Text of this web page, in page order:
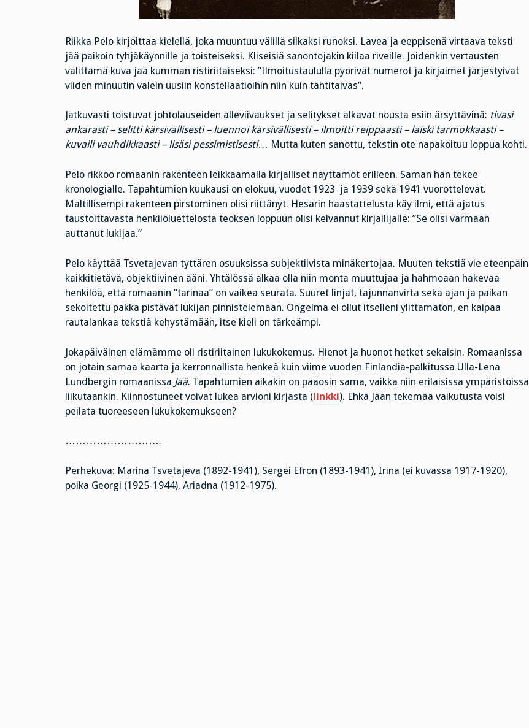
Riikka Pelo kirjoittaa kielellä, joka muuntuu välillä silkaksi runoksi. Lavea ja eeppisenä virtaava teksti
jää paikoin tyhjäkäynnille ja toisteiseksi. Kliseisiä sanontojakin kiilaa riveille. Joidenkin vertausten
välittämä kuva jää kumman ristiriitaiseksi: ”Ilmoitustaululla pyörivät numerot ja kirjaimet järjestyivät
viiden minuutin välein uusiin konstellaatioihin niin kuin tähtitaivas”.
Jatkuvasti toistuvat johtolauseiden alleviivaukset ja selitykset alkavat nousta esiin ärsyttävinä: tivasi
ankarasti – selitti kärsivällisesti – luennoi kärsivällisesti – ilmoitti reippaasti – läiski tarmokkaasti –
kuvaili vauhdikkaasti – lisäsi pessimistisesti… Mutta kuten sanottu, tekstin ote napakoituu loppua kohti.
Pelo rikkoo romaanin rakenteen leikkaamalla kirjalliset näyttämöt erilleen. Saman hän tekee
kronologialle. Tapahtumien kuukausi on elokuu, vuodet 1923 ja 1939 sekä 1941 vuorottelevat.
Maltillisempi rakenteen pirstominen olisi riittänyt. Hesarin haastattelusta käy ilmi, että ajatus
taustoittavasta henkilöluettelosta teoksen loppuun olisi kelvannut kirjailijalle: ”Se olisi varmaan
auttanut lukijaa.”
Pelo käyttää Tsvetajevan tyttären osuuksissa subjektiivista minäkertojaa. Muuten tekstiä vie eteenpäin
kaikkitietävä, objektiivinen ääni. Yhtälössä alkaa olla niin monta muuttujaa ja hahmoaan hakevaa
henkilöä, että romaanin ”tarinaa” on vaikea seurata. Suuret linjat, tajunnanvirta sekä ajan ja paikan
sekoitettu pakka pistävät lukijan pinnistelemään. Ongelma ei ollut itselleni ylittämätön, en kaipaa
rautalankaa tekstiä kehystämään, itse kieli on tärkeämpi.
Jokapäiväinen elämämme oli ristiriitainen lukukokemus. Hienot ja huonot hetket sekaisin. Romaanissa
on jotain samaa kaarta ja kerronnallista henkeä kuin viime vuoden Finlandia-palkitussa Ulla-Lena
Lundbergin romaanissa Jää. Tapahtumien aikakin on pääosin sama, vaikka niin erilaisissa ympäristöissä
liikutaankin. Kiinnostuneet voivat lukea arvioni kirjasta (linkki). Ehkä Jään tekemää vaikutusta voisi
peilata tuoreeseen lukukokemukseen?
……………………….
Perhekuva: Marina Tsvetajeva (1892-1941), Sergei Efron (1893-1941), Irina (ei kuvassa 1917-1920),
poika Georgi (1925-1944), Ariadna (1912-1975).